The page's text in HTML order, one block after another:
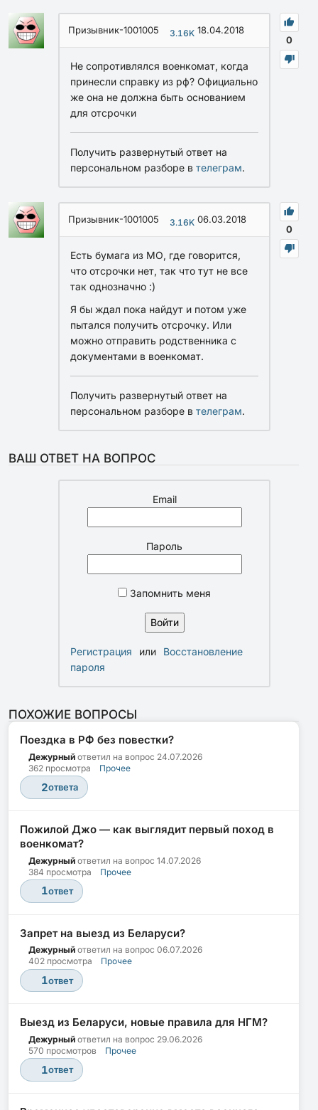
0
Призывник-1001005 3.16K 18.04.2018
Не сопротивлялся военкомат, когда
принесли справку из рф? Официально
же она не должна быть основанием
для отсрочки
Получить развернутый ответ на
персональном разборе в телеграм.
0
Призывник-1001005 3.16K 06.03.2018
Есть бумага из МО, где говорится,
что отсрочки нет, так что тут не все
так однозначно :)
Я бы ждал пока найдут и потом уже
пытался получить отсрочку. Или
можно отправить родственника с
документами в военкомат.
Получить развернутый ответ на
персональном разборе в телеграм.
ВАШ ОТВЕТ НА ВОПРОС
Email
Пароль
Запомнить меня
Регистрация или
Восстановление
пароля
ПОХОЖИЕ ВОПРОСЫ
Поездка в РФ без повестки?
Дежурный ответил на вопрос 24.07.2026
362 просмотра
Прочее
2ответа
Пожилой Джо — как выглядит первый поход в
военкомат?
Дежурный ответил на вопрос 14.07.2026
384 просмотра
Прочее
1ответ
Запрет на выезд из Беларуси?
Дежурный ответил на вопрос 06.07.2026
402 просмотра
Прочее
1ответ
Выезд из Беларуси, новые правила для НГМ?
Дежурный ответил на вопрос 29.06.2026
570 просмотров
Прочее
1ответ